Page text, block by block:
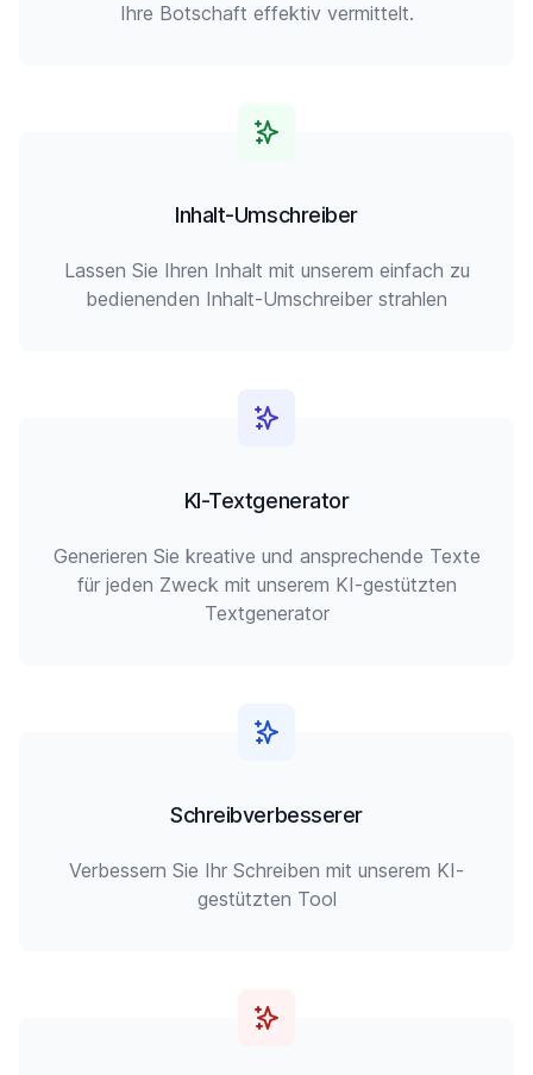
Ihre Botschaft effektiv vermittelt.
Inhalt-Umschreiber
Lassen Sie Ihren Inhalt mit unserem einfach zu
bedienenden Inhalt-Umschreiber strahlen
KI-Textgenerator
Generieren Sie kreative und ansprechende Texte
für jeden Zweck mit unserem KI-gestützten
Textgenerator
Schreibverbesserer
Verbessern Sie Ihr Schreiben mit unserem KI-
gestützten Tool